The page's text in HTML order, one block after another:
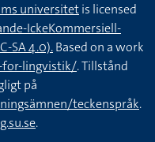
universitetis licensed
IckeKommersiell-
SA 4.0).Based on a work
lingvistik/. Tillstånd
på
teckenspråk.
.